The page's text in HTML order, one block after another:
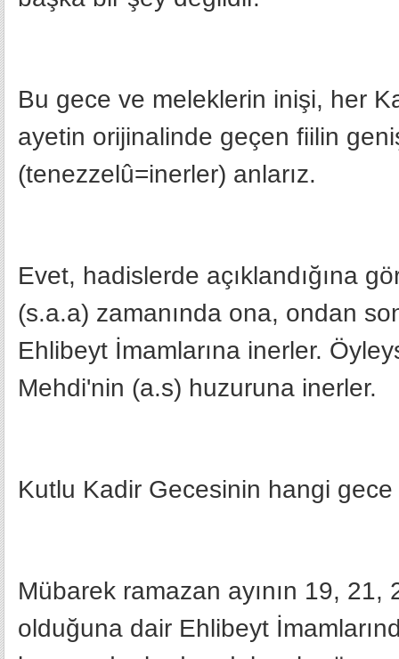
Bu gece ve meleklerin inişi, her
ayetin orijinalinde geçen fiilin
(tenezzelû=inerler) anlarız.
Evet, hadislerde açıklandığına
(s.a.a) zamanında ona, ondan
Ehlibeyt İmamlarına inerler.
Mehdi'nin (a.s) huzuruna inerler.
Kutlu Kadir Gecesinin hangi
Mübarek ramazan ayının 19,
olduğuna dair Ehlibeyt